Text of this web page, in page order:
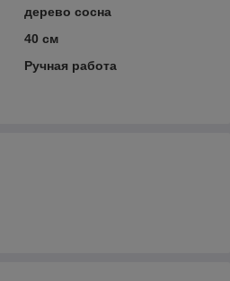
дерево сосна
40 см
Ручная работа